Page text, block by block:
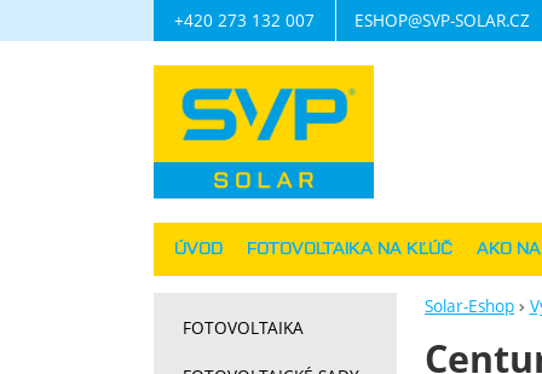
Solar-Eshop
FOTOVOLTAIKA
Navigácia
+420 273 132 007 ESHOP@SVP-SOLAR.CZ
ÚVOD FOTOVOLTAIKA NA KĽÚČ AKO